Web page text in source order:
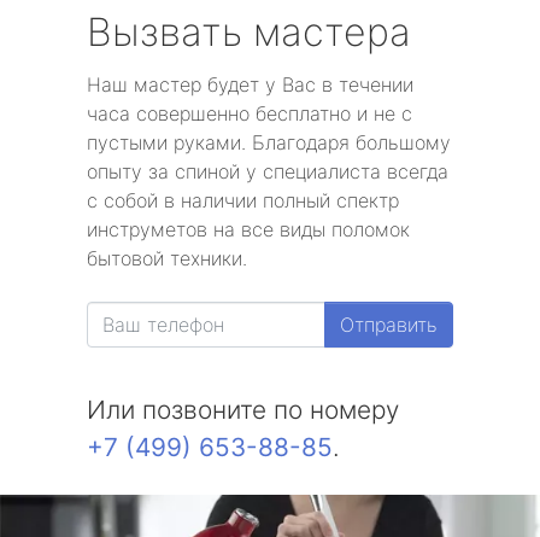
Вызвать мастера
Наш мастер будет у Вас в течении
часа совершенно бесплатно и не с
пустыми руками. Благодаря большому
опыту за спиной у специалиста всегда
с собой в наличии полный спектр
инструметов на все виды поломок
бытовой техники.
Отправить
Или позвоните по номеру
+7 (499) 653-88-85.